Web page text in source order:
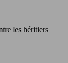
les héritiers